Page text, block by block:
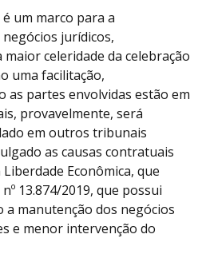
um marco para a
jurídicos,
celeridade da celebração
uma facilitação,
as partes envolvidas estão em
provavelmente, será
em outros tribunais
as causas contratuais
Econômica, que
13.874/2019, que possui
manutenção dos negócios
e menor intervenção do